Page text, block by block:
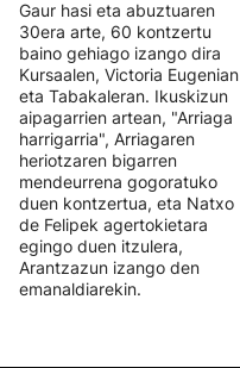
Gaur hasi eta abuztuaren
30era arte, 60 kontzertu
baino gehiago izango dira
Kursaalen, Victoria Eugenian
eta Tabakaleran. Ikuskizun
aipagarrien artean, "Arriaga
harrigarria", Arriagaren
heriotzaren bigarren
mendeurrena gogoratuko
duen kontzertua, eta Natxo
de Felipek agertokietara
egingo duen itzulera,
Arantzazun izango den
emanaldiarekin.